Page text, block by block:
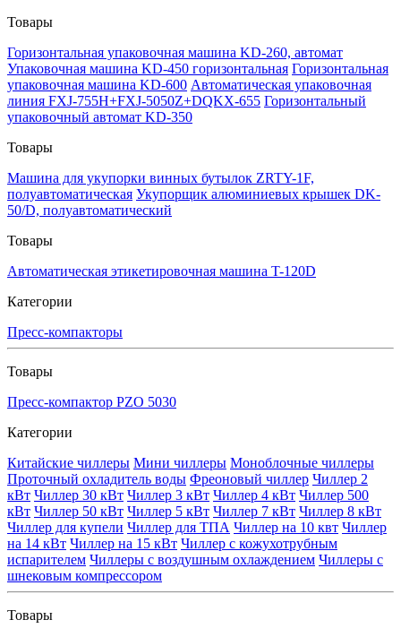
Товары
Горизонтальная упаковочная машина KD-260, автомат
Упаковочная машина KD-450 горизонтальная Горизонтальная
упаковочная машина KD-600 Автоматическая упаковочная
линия FXJ-755H+FXJ-5050Z+DQKX-655 Горизонтальный
упаковочный автомат KD-350
Товары
Машина для укупорки винных бутылок ZRTY-1F,
полуавтоматическая Укупорщик алюминиевых крышек DK-
50/D, полуавтоматический
Товары
Автоматическая этикетировочная машина T-120D
Категории
Пресс-компакторы
Товары
Пресс-компактор PZO 5030
Категории
Китайские чиллеры Мини чиллеры Моноблочные чиллеры
Проточный охладитель воды Фреоновый чиллер Чиллер 2
кВт Чиллер 30 кВт Чиллер 3 кВт Чиллер 4 кВт Чиллер 500
кВт Чиллер 50 кВт Чиллер 5 кВт Чиллер 7 кВт Чиллер 8 кВт
Чиллер для купели Чиллер для ТПА Чиллер на 10 квт Чиллер
на 14 кВт Чиллер на 15 кВт Чиллер с кожухотрубным
испарителем Чиллеры с воздушным охлаждением Чиллеры с
шнековым компрессором
Товары